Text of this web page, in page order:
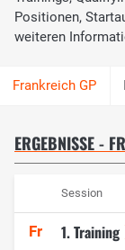
Positionen,
weiteren
ERGEBNISSE -
Session
Fr 1. Training